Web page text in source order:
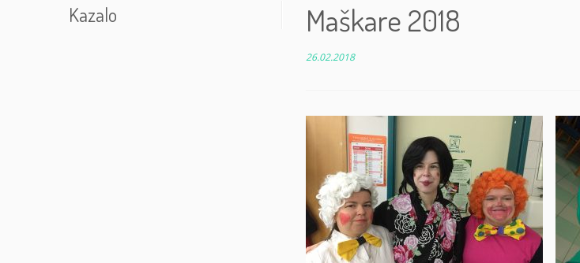
Kazalo Maškare 2018
26.02.2018